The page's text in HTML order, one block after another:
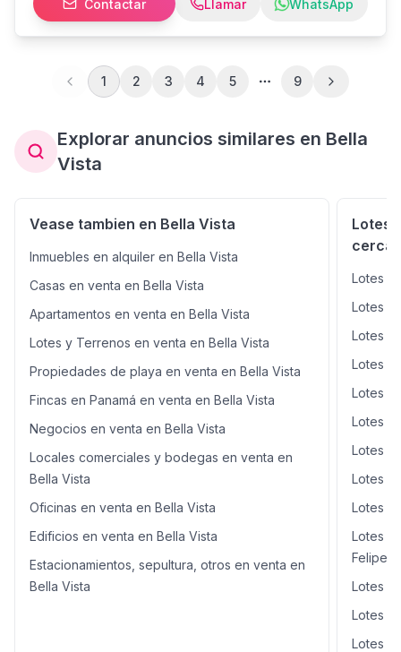
del metro bus y gran afluencia de personas diariamente.
a una cuadra de la cinta costera. No lo Piense mas!
Contáctenos. CP26-249
Contactar Llamar WhatsApp
1 2 3 4 5 9
Explorar anuncios similares en Bella
Vista
Vease tambien en Bella Vista
Inmuebles en alquiler en Bella Vista
Casas en venta en Bella Vista
Apartamentos en venta en Bella Vista
Lotes y Terrenos en venta en Bella Vista
Propiedades de playa en venta en Bella Vista
Fincas en Panamá en venta en Bella Vista
Negocios en venta en Bella Vista
Locales comerciales y bodegas en venta en
Bella Vista
Oficinas en venta en Bella Vista
Edificios en venta en Bella Vista
Estacionamientos, sepultura, otros en venta en
Bella Vista
Lotes
Lotes y
Lotes y
Lotes y
Lotes y
Lotes y
Lotes y
Lotes y
Lotes y
Lotes y
Lotes y
Felipe
Lotes y
Lotes y
Lotes y